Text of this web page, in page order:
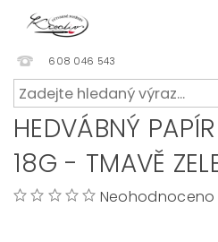
608 046 543
HEDVÁBNÝ
18G - TMAVĚ
Neohodnoceno